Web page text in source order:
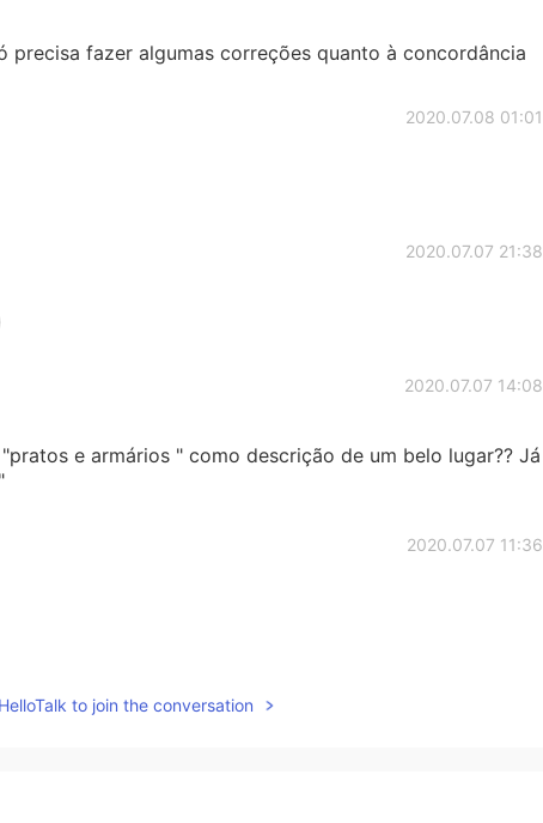
precisa fazer algumas correções quanto à concordância
2020.07.08 01:01
2020.07.07 21:38
2020.07.07 14:08
e armários " como descrição de um belo lugar?? Já
2020.07.07 11:36
to join the conversation